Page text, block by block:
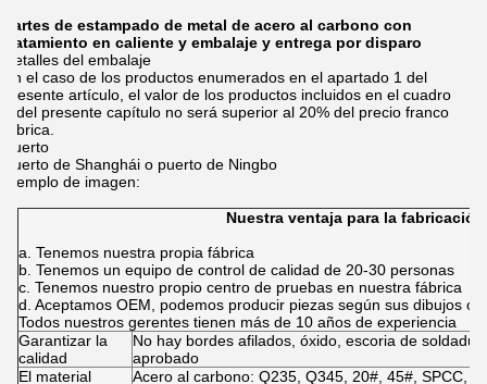
Partes de estampado de metal de acero al carbono con
tratamiento en caliente y embalaje y entrega por disparo
Detalles del embalaje
En el caso de los productos enumerados en el apartado 1 del
presente artículo, el valor de los productos incluidos en el cuadro
1 del presente capítulo no será superior al 20% del precio franco
fábrica.
Puerto
Puerto de Shanghái o puerto de Ningbo
Ejemplo de imagen:
Nuestra ventaja para la
a. Tenemos nuestra propia fábrica
b. Tenemos un equipo de control de calidad de 20-30 personas
c. Tenemos nuestro propio centro de pruebas en nuestra fábrica
d. Aceptamos OEM, podemos producir piezas según sus dibujos o
Todos nuestros gerentes tienen más de 10 años de experiencia
Garantizar la
calidad
No hay bordes afilados, óxido, escoria de
aprobado
El material
Acero al carbono: Q235, Q345, 20#, 45#, SPCC,